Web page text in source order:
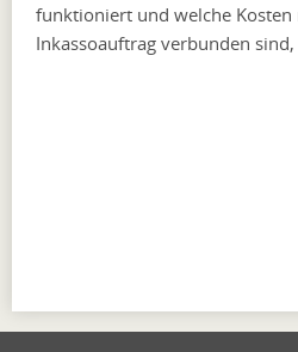
funktioniert und welche Kosten
Inkassoauftrag verbunden